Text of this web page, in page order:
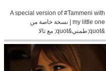
A special version of #Tammeni with
my little one | نسخة خاصة من
&quot;طمني&quot; مع تالا
#CaroleSamaha #طمني